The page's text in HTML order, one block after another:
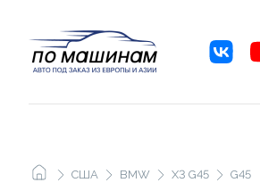
США BMW X3 G45 G45